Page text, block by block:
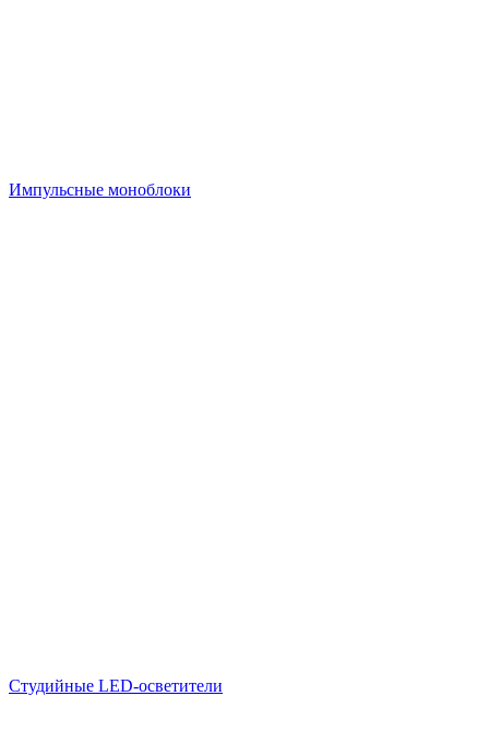
Импульсные моноблоки
Студийные LED-осветители